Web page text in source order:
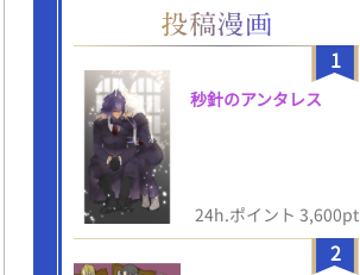
1
秒針のアンタレス
24h.ポイント 3,600pt
2